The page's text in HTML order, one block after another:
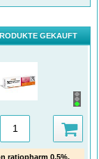
GEKAUFT
ratiopharm 0,5%,